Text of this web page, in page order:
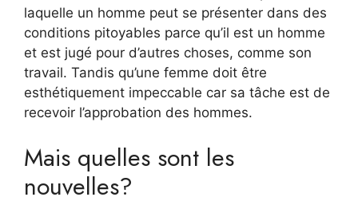
laquelle un homme peut se présenter dans des
conditions pitoyables parce qu’il est un homme
et est jugé pour d’autres choses, comme son
travail. Tandis qu’une femme doit être
esthétiquement impeccable car sa tâche est de
recevoir l’approbation des hommes.
Mais quelles sont les
nouvelles?